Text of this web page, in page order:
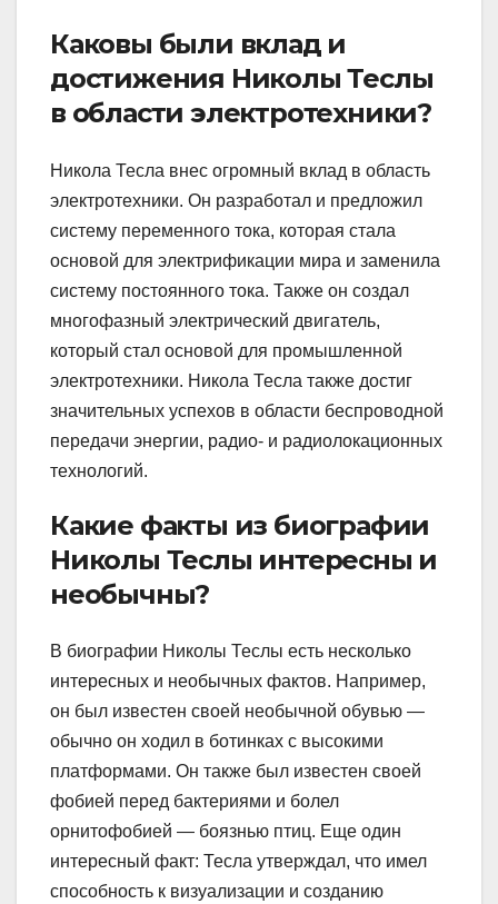
Каковы были вклад и
достижения Николы Теслы
в области электротехники?
Никола Тесла внес огромный вклад в область
электротехники. Он разработал и предложил
систему переменного тока, которая стала
основой для электрификации мира и заменила
систему постоянного тока. Также он создал
многофазный электрический двигатель,
который стал основой для промышленной
электротехники. Никола Тесла также достиг
значительных успехов в области беспроводной
передачи энергии, радио- и радиолокационных
технологий.
Какие факты из биографии
Николы Теслы интересны и
необычны?
В биографии Николы Теслы есть несколько
интересных и необычных фактов. Например,
он был известен своей необычной обувью —
обычно он ходил в ботинках с высокими
платформами. Он также был известен своей
фобией перед бактериями и болел
орнитофобией — боязнью птиц. Еще один
интересный факт: Тесла утверждал, что имел
способность к визуализации и созданию